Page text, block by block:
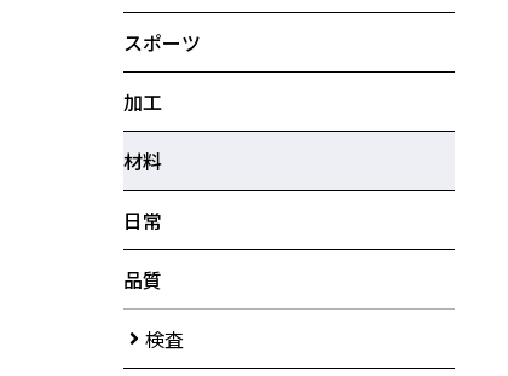
スポーツ
加工
材料
日常
品質
検査